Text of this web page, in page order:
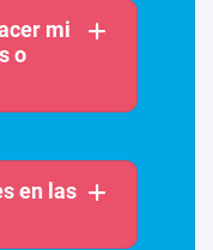
mi
o
en las